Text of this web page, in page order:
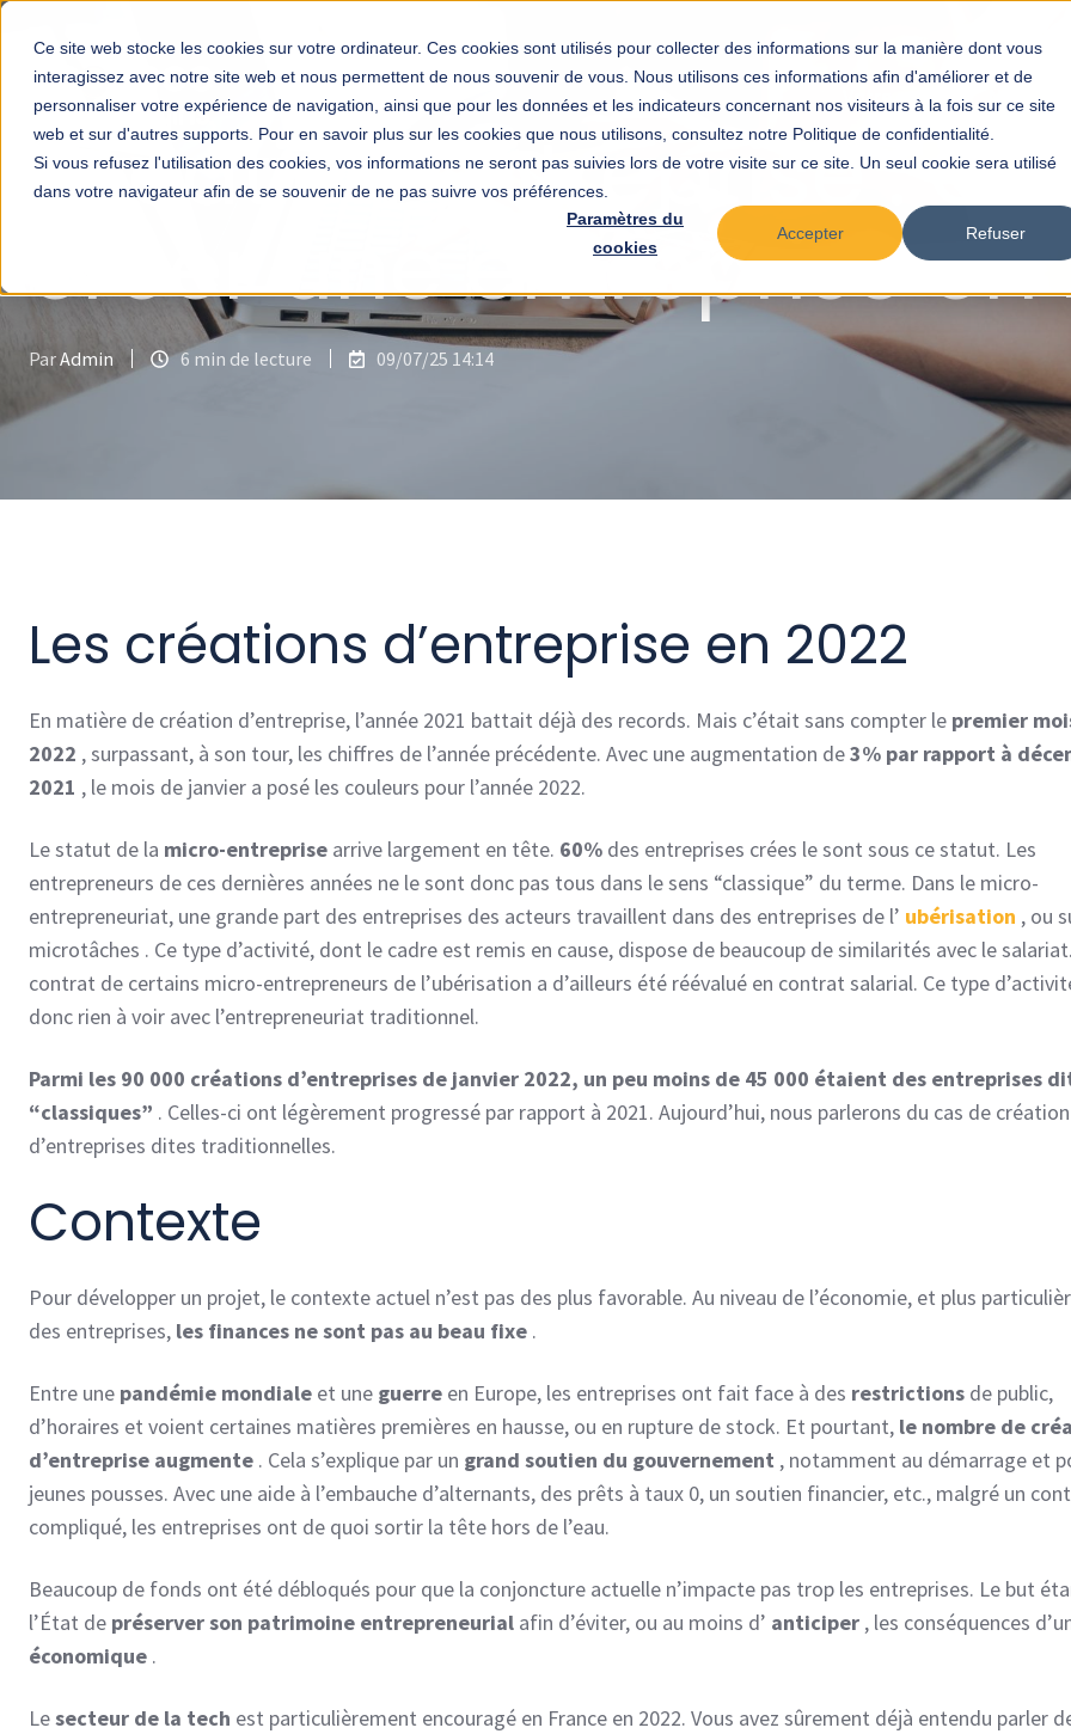
Ce site web stocke les cookies sur votre ordinateur. Ces cookies sont utilisés pour collecter des informations sur la manière dont vous
interagissez avec notre site web et nous permettent de nous souvenir de vous. Nous utilisons ces informations afin d'améliorer et de
personnaliser votre expérience de navigation, ainsi que pour les données et les indicateurs concernant nos visiteurs à la fois sur ce site
web et sur d'autres supports. Pour en savoir plus sur les cookies que nous utilisons, consultez notre Politique de confidentialité.
Si vous refusez l'utilisation des cookies, vos informations ne seront pas suivies lors de votre visite sur ce site. Un seul cookie sera utilisé
dans votre navigateur afin de se souvenir de ne pas suivre vos préférences.
Paramètres du
cookies
Accepter Refuser
Votre profil Notre outil
Création entreprise :
créer une entreprise en
ParAdmin 6 min de lecture 09/07/25 14:14
Les créations d’entreprise en 2022
En matière de création d’entreprise, l’année 2021 battait déjà des records. Mais c’était sans compter le premier
2022 , surpassant, à son tour, les chiffres de l’année précédente. Avec une augmentation de3% par rapport à
2021 , le mois de janvier a posé les couleurs pour l’année 2022.
Le statut de la micro-entreprise arrive largement en tête. 60% des entreprises crées le sont sous ce statut. Les
entrepreneurs de ces dernières années ne le sont donc pas tous dans le sens “classique” du terme. Dans le micro-
entrepreneuriat, une grande part des entreprises des acteurs travaillent dans des entreprises de l’ ubérisation , ou
microtâches . Ce type d’activité, dont le cadre est remis en cause, dispose de beaucoup de similarités avec le
contrat de certains micro-entrepreneurs de l’ubérisation a d’ailleurs été réévalué en contrat salarial. Ce type
donc rien à voir avec l’entrepreneuriat traditionnel.
Parmi les 90 000 créations d’entreprises de janvier 2022, un peu moins de 45 000 étaient des entreprises
“classiques” . Celles-ci ont légèrement progressé par rapport à 2021. Aujourd’hui, nous parlerons du cas de création
d’entreprises dites traditionnelles.
Contexte
Pour développer un projet, le contexte actuel n’est pas des plus favorable. Au niveau de l’économie, et plus
des entreprises, les finances ne sont pas au beau fixe .
Entre une pandémie mondiale et une guerre en Europe, les entreprises ont fait face à des restrictions de public,
d’horaires et voient certaines matières premières en hausse, ou en rupture de stock. Et pourtant, le nombre de
d’entreprise augmente . Cela s’explique par un grand soutien du gouvernement , notamment au démarrage et
jeunes pousses. Avec une aide à l’embauche d’alternants, des prêts à taux 0, un soutien financier, etc., malgré un
compliqué, les entreprises ont de quoi sortir la tête hors de l’eau.
Beaucoup de fonds ont été débloqués pour que la conjoncture actuelle n’impacte pas trop les entreprises. Le but
l’État de préserver son patrimoine entrepreneurial afin d’éviter, ou au moins d’ anticiper , les conséquences
économique .
Lesecteur de la tech est particulièrement encouragé en France en 2022. Vous avez sûrement déjà entendu parler